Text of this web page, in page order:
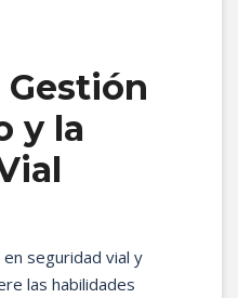
y la
seguridad vial y
las habilidades